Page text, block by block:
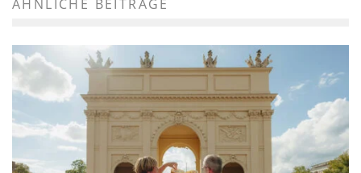
ÄHNLICHE BEITRÄGE